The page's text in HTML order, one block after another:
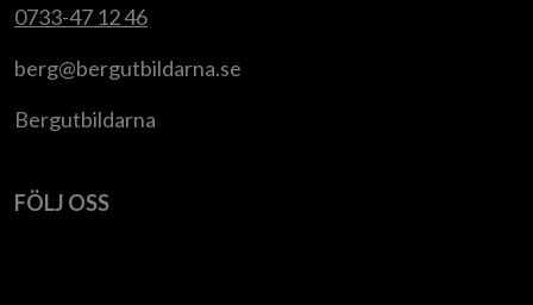
0733-47 12 46
berg@bergutbildarna.se
Bergutbildarna
FÖLJ OSS